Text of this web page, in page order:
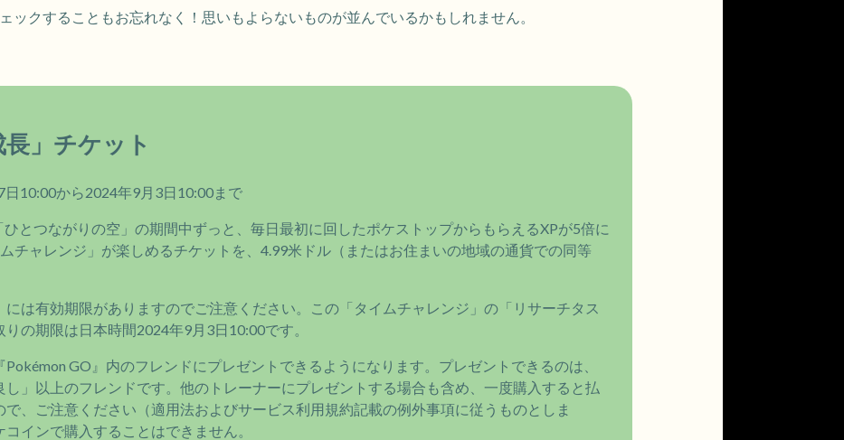
ックすることもお忘れなく！思いもよらないものが並んでいるかもしれません。
長」チケット
日10:00から2024年9月3日10:00まで
ひとつながりの空」の期間中ずっと、毎日最初に回したポケストップからもらえるXPが5倍に
チャレンジ」が楽しめるチケットを、4.99米ドル（またはお住まいの地域の通貨での同等
には有効期限がありますのでご注意ください。この「タイムチャレンジ」の「リサーチタス
の期限は日本時間2024年9月3日10:00です。
GO』内のフレンドにプレゼントできるようになります。プレゼントできるのは、
し」以上のフレンドです。他のトレーナーにプレゼントする場合も含め、一度購入すると払
で、ご注意ください（適用法およびサービス利用規約記載の例外事項に従うものとしま
インで購入することはできません。